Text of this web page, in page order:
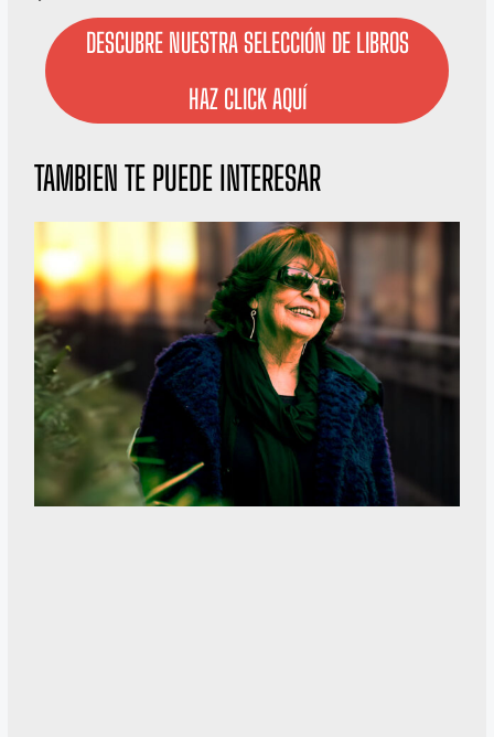
5
DESCUBRE NUESTRA SELECCIÓN DE LIBROS
HAZ CLICK AQUÍ
TAMBIEN TE PUEDE INTERESAR